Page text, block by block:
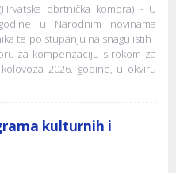
obrtnička komora) - U
u Narodnim novinama
te po stupanju na snagu istih i
za kompenzaciju s rokom za
2026. godine, u okviru
kulturnih i